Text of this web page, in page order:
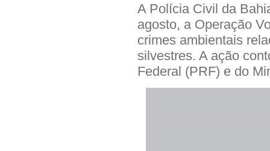
A Polícia Civil da
agosto, a Operação
crimes ambientais
silvestres. A ação
Federal (PRF) e do